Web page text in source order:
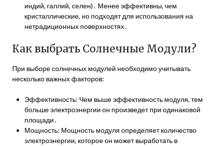
индий, галлий, селен)․ Менее эффективны, чем
кристаллические, но подходят для использования на
нетрадиционных поверхностях․
Как выбрать Солнечные Модули?
При выборе солнечных модулей необходимо учитывать
несколько важных факторов:
Эффективность: Чем выше эффективность модуля, тем
больше электроэнергии он произведет при одинаковой
площади․
Мощность: Мощность модуля определяет количество
электроэнергии, которое он может выработать в